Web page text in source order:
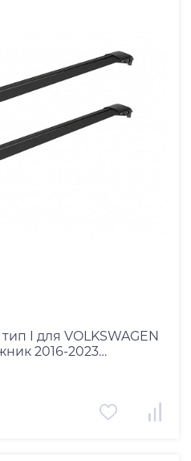
I для VOLKSWAGEN
2016-2023